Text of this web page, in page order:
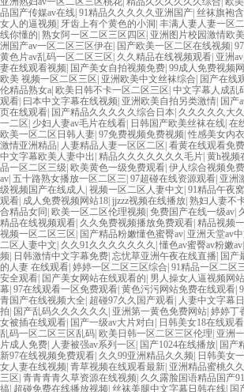
品国产传媒av在线| 91精品久久久久久亚洲国产| 丝袜旗袍
女人的逼视频| 牙齿上有个黄色的小洞| 丰满人妻人妻一区
线你懂的| 熟女阿一区二区三区四区| 亚洲图片校园激情欧美
洲国产av一区二区三区伊在| 国产欧美一区二区在线视频|
黄色片av乱码一区二区三区| 久久精品在线视频观看| 亚洲
妻在线观看视频| 国产美女自拍视频免费| 99成人免费视频
欧美 视频一区二区三区| 亚洲欧美中文丝袜综合| 国产在线
伦精品熟女a| 欧美日韩不卡一区二区三区| 中文字幕人成乱
观看| 曰本中文字幕在线视频| 亚洲欧美自拍另类激情| 国产
页在线观看| 国产精品久久久久久综合日本| 久久久久久大
一二区| 少妇人妻av毛片在线看| 日韩国产欧美丝袜在线| 在
欧美一区二区日韩人妻| 97免费视频免费视频| 性感美女内
激情亚洲精品| 人妻精品人妻一区区二区| 看黄在线观看免
中文字幕欧美人妻中出 | 精品久久久久久久久毛片| 黄h视频
品一区二区三级| 欧美黄色一级免费观看| 伊人综合视频免
av| 五十路熟女播放一区二区三| 97超碰在线资源观看| 亚洲
级视频国产在线成人 | 视频一区二区人妻中文| 91精品午夜
观看| 成人免费视频网站18| jjzzz视频在线播放| 熟妇人妻不
合精品女同| 欧美一区二区伦理视频| 免费国产在线一级av|
精品在线视频观看| 久久免费视频播放免费观看| 精品视频
视频一区二区三区| 国产精品粉嫩懂色蜜臀av| 亚洲天堂av
二区人妻中文| 久久91久久久久久久久 | 懂色av蜜臀av粉嫩av|
频| 日韩激情中文字幕免费| 忘忧草亚洲午夜在线直播| 国产
的人妻 在线观看| 婷婷一区二区三区综合| 91精品一区二区
安全观看| 国产美女网站在线观看的| 男人操女人逼视频网站
幕| 97在线观看一区免费观看| 黄色污污网站免费在线观看|
青国产在线视频大全| 超碰97久久国产观看| 人妻中文字幕
拍| 国产乱码久久久久久久 | 亚洲第一黄色免费网站| 婷婷丁
女被插在线观看| 国产一级av大片对白 | 日韩美女18在线观看
乱码一区二区三区乱码| 欧美日韩一区二区三区伦理| 亚洲
片成人免费| 人妻被强av系列一区| 国产1024在线播放| 国产
新97在线视频免费观看| 久久99亚洲精品久久频| 日韩美女
女人妻在线视频| 青草视频在线观看最新| 亚洲精品蜜桃久
三区| 青青青青久草资源在线视频| 久久露脸国语精品国产91
搞| 超碰免费在线播放视频| 丝袜美腿中文字幕日韩在线| 国